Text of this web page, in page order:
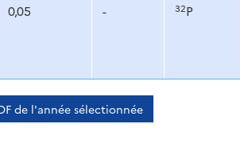
0,05 - 32P
de l'année sélectionnée